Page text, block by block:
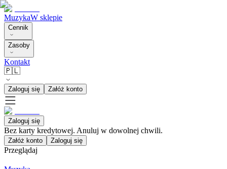
MuzykaW sklepie
Cennik
Zasoby
Kontakt
🇵🇱
Zaloguj się Załóż konto
Zaloguj się
Bez karty kredytowej. Anuluj w dowolnej chwili.
Załóż konto Zaloguj się
Przeglądaj